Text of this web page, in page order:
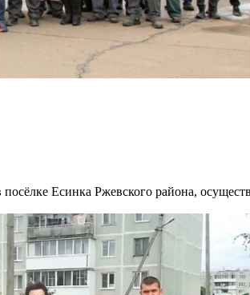
Есинка Ржевского района,